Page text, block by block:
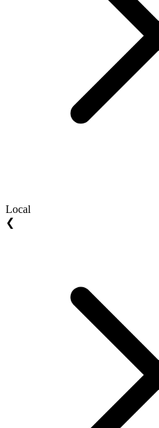
Local
❮